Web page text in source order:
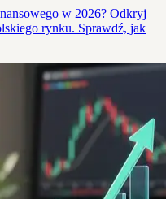
w 2026? Odkryj
rynku. Sprawdź, jak